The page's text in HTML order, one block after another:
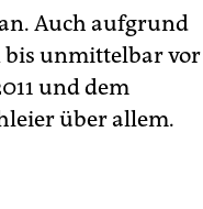
Auch aufgrund
unmittelbar vor
und dem
über allem.